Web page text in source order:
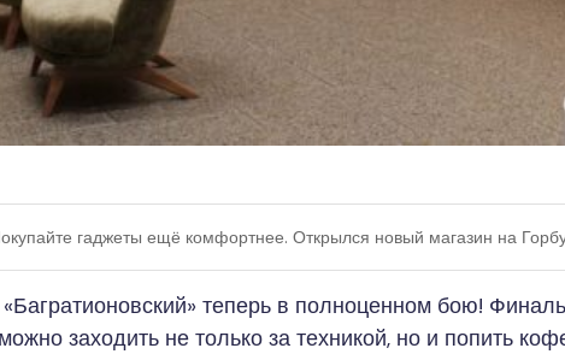
гаджеты ещё комфортнее. Открылся новый магазин на
теперь в полноценном бою!
заходить не только за техникой, но и попить